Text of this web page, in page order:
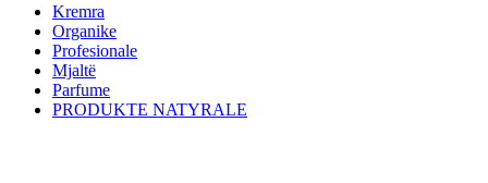
Kremra
Organike
Profesionale
Mjaltë
Parfume
PRODUKTE NATYRALE